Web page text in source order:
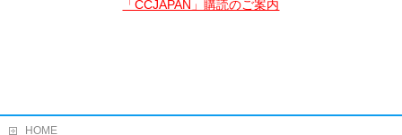
「CCJAPAN」購読のご案内
HOME